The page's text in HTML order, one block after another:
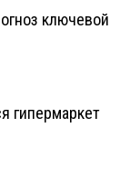
ключевой
гипермаркет